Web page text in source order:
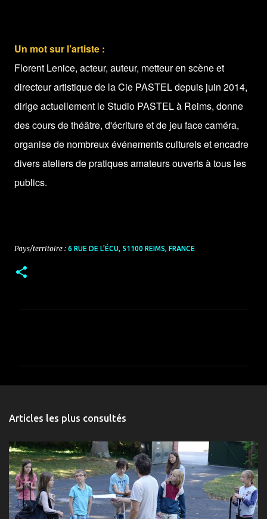
Un mot sur l’artiste :
Florent Lenice, acteur, auteur, metteur en scène et
directeur artistique de la Cie PASTEL depuis juin 2014,
dirige actuellement le Studio PASTEL à Reims, donne
des cours de théâtre, d'écriture et de jeu face caméra,
organise de nombreux événements culturels et encadre
divers ateliers de pratiques amateurs ouverts à tous les
publics.
Pays/territoire : 6 RUE DE L'ÉCU, 51100 REIMS, FRANCE
n
a
i
r
e
s
Articles les plus consultés